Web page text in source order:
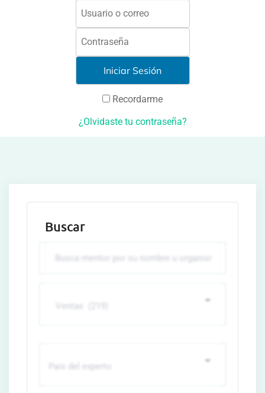
Recordarme
¿Olvidaste tu contraseña?
Buscar